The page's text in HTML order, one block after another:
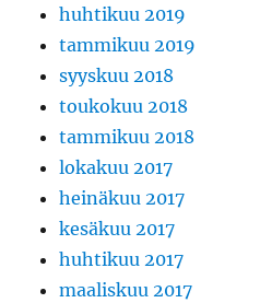
huhtikuu 2019
tammikuu 2019
syyskuu 2018
toukokuu 2018
tammikuu 2018
lokakuu 2017
heinäkuu 2017
kesäkuu 2017
huhtikuu 2017
maaliskuu 2017